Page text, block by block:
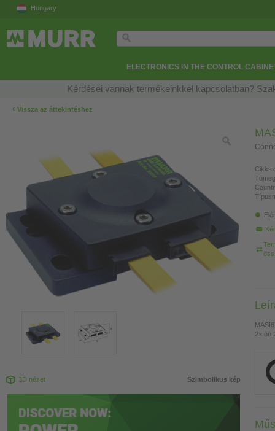
Hungary
ELECTRONICS IN THE CONTROL
Kérdései vannak termékeinkkel kapcsolatban?
‹ Vissza az áttekintéshez
3D nézet Szimbolikus kép
2× on